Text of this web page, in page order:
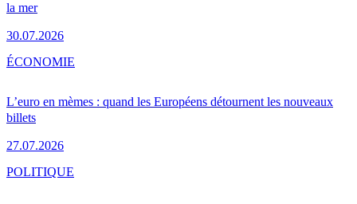
la mer
30.07.2026
L’euro en mèmes : quand les Européens détournent les nouveaux
billets
27.07.2026
ÉCONOMIE
POLITIQUE